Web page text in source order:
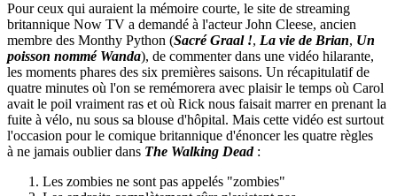
Pour ceux qui auraient la mémoire courte, le site de streaming
britannique Now TV a demandé à l'acteur John Cleese, ancien
membre des Monthy Python (Sacré Graal !, La vie de Brian, Un
poisson nommé Wanda), de commenter dans une vidéo hilarante,
les moments phares des six premières saisons. Un récapitulatif de
quatre minutes où l'on se remémorera avec plaisir le temps où Carol
avait le poil vraiment ras et où Rick nous faisait marrer en prenant la
fuite à vélo, nu sous sa blouse d'hôpital. Mais cette vidéo est surtout
l'occasion pour le comique britannique d'énoncer les quatre règles
à ne jamais oublier dans The Walking Dead:
Les zombies ne sont pas appelés "zombies"